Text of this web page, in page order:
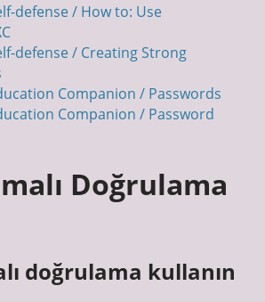
defense / How to: Use
defense / Creating Strong
Companion / Passwords
Companion / Password
Doğrulama
doğrulama kullanın